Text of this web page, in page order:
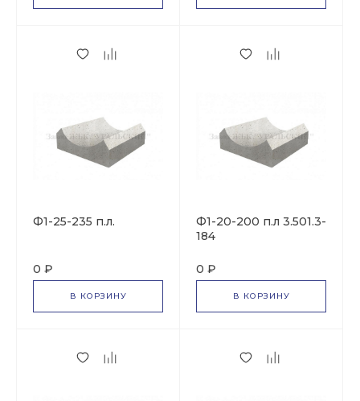
Ф1-25-235 п.л.
0 ₽
В КОРЗИНУ
Ф1-20-200 п.л 3.501.3-
184
0 ₽
В КОРЗИНУ